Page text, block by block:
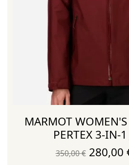
MARMOT
PERTEX 3-IN-1
350,00€ El
280,00